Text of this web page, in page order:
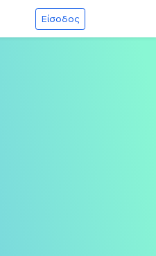
Είσοδος